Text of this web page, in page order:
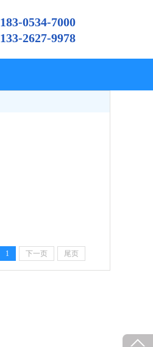
183-0534-7000
133-2627-9978
1 下一页 尾页